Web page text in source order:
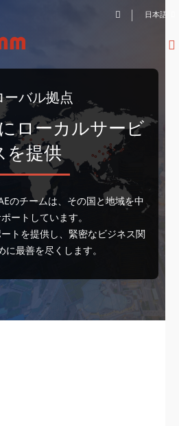
日本語
ーバル拠点
ローカルサービ
を提供
のチームは、その国と地域を中
ートしています。
トを提供し、緊密なビジネス関
に最善を尽くします。